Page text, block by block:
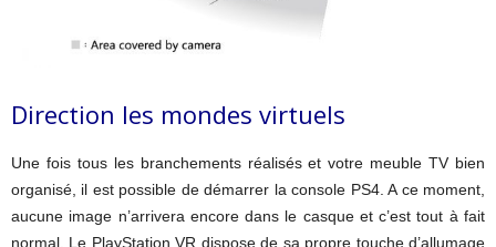
Direction les mondes virtuels
Une fois tous les branchements réalisés et votre meuble TV bien
organisé, il est possible de démarrer la console PS4. A ce moment,
aucune image n’arrivera encore dans le casque et c’est tout à fait
normal. Le PlayStation VR dispose de sa propre touche d’allumage